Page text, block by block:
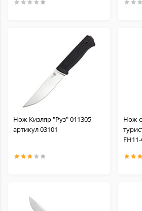
Нож Кизляр "Руз" 011305
артикул 03101
Нож